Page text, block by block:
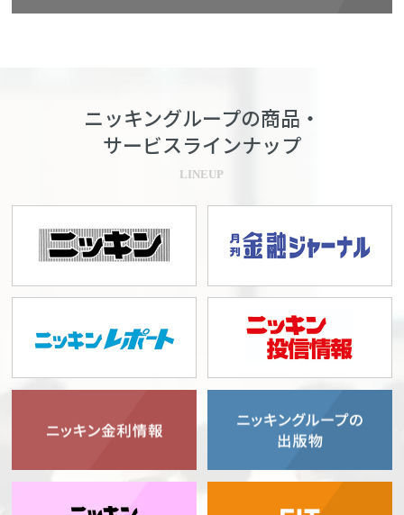
ニッキングループの商品・
サービスラインナップ
LINEUP